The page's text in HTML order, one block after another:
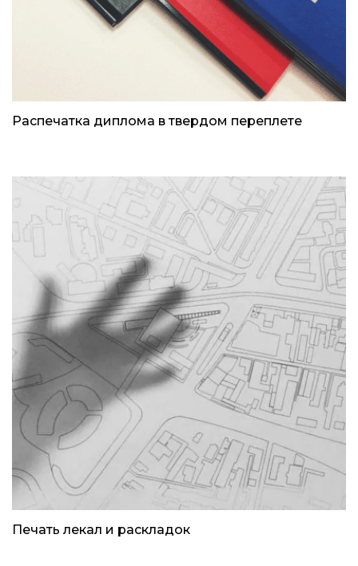
Распечатка диплома в твердом переплете
Печать лекал и раскладок